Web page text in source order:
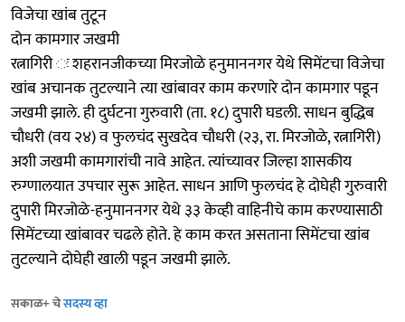
विजेचा खांब तुटून
दोन कामगार जखमी
रत्नागिरी ः शहरानजीकच्या मिरजोळे हनुमाननगर येथे सिमेंटचा विजेचा
खांब अचानक तुटल्याने त्या खांबावर काम करणारे दोन कामगार पडून
जखमी झाले. ही दुर्घटना गुरुवारी (ता. १८) दुपारी घडली. साधन बुद्धिब
चौधरी (वय २४) व फुलचंद सुखदेव चौधरी (२३, रा. मिरजोळे, रत्नागिरी)
अशी जखमी कामगारांची नावे आहेत. त्यांच्यावर जिल्हा शासकीय
रुग्णालयात उपचार सुरू आहेत. साधन आणि फुलचंद हे दोघेही गुरुवारी
दुपारी मिरजोळे-हनुमाननगर येथे ३३ केव्ही वाहिनीचे काम करण्यासाठी
सिमेंटच्या खांबावर चढले होते. हे काम करत असताना सिमेंटचा खांब
तुटल्याने दोघेही खाली पडून जखमी झाले.
सकाळ+ चेसदस्य व्हा